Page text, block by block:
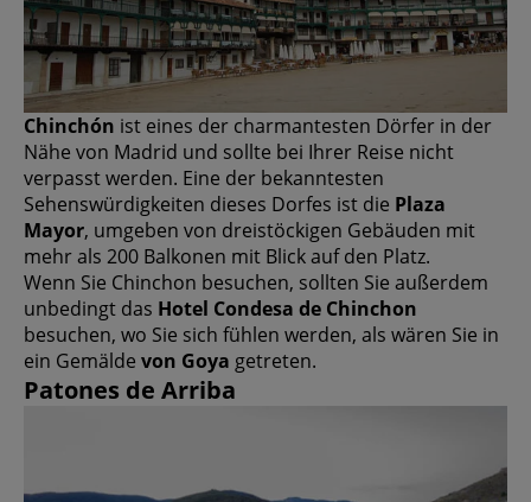
Chinchón ist eines der charmantesten Dörfer in der
Nähe von Madrid und sollte bei Ihrer Reise nicht
verpasst werden. Eine der bekanntesten
Sehenswürdigkeiten dieses Dorfes ist die Plaza
Mayor, umgeben von dreistöckigen Gebäuden mit
mehr als 200 Balkonen mit Blick auf den Platz.
Wenn Sie Chinchon besuchen, sollten Sie außerdem
unbedingt das Hotel Condesa de Chinchon
besuchen, wo Sie sich fühlen werden, als wären Sie in
ein Gemälde von Goya getreten.
Patones de Arriba